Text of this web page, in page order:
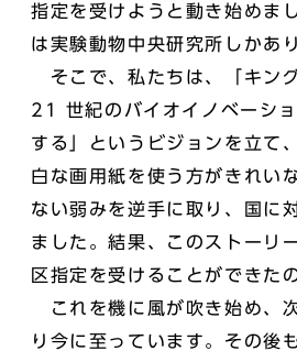
指定を受けようと動き始めま
は実験動物中央研究所しかあ
そこで、私たちは、「キン
21 世紀のバイオイノベーシ
する」というビジョンを立て
白な画用紙を使う方がきれい
ない弱みを逆手に取り、国に
ました。結果、このストーリ
区指定を受けることができた
これを機に風が吹き始め、
り今に至っています。その後